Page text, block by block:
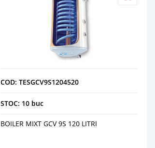
COD: TESGCV9S1204520
STOC: 10 buc
BOILER MIXT GCV 9S 120 LITRI